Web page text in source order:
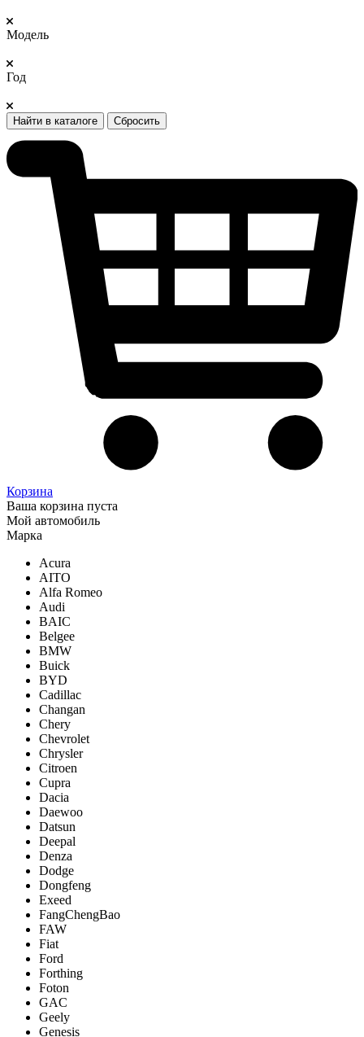
Модель
Год
Найти в каталоге Сбросить
Корзина
Ваша корзина пуста
Мой автомобиль
Марка
Acura
AITO
Alfa Romeo
Audi
BAIC
Belgee
BMW
Buick
BYD
Cadillac
Changan
Chery
Chevrolet
Chrysler
Citroen
Cupra
Dacia
Daewoo
Datsun
Deepal
Denza
Dodge
Dongfeng
Exeed
FangChengBao
FAW
Fiat
Ford
Forthing
Foton
GAC
Geely
Genesis